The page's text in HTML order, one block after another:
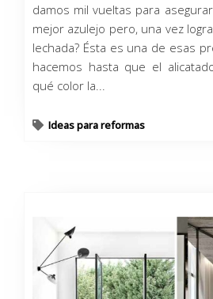
damos mil vueltas para
mejor azulejo pero, una vez
lechada? Ésta es una de esas
hacemos hasta que el
qué color la...
Ideas para reformas